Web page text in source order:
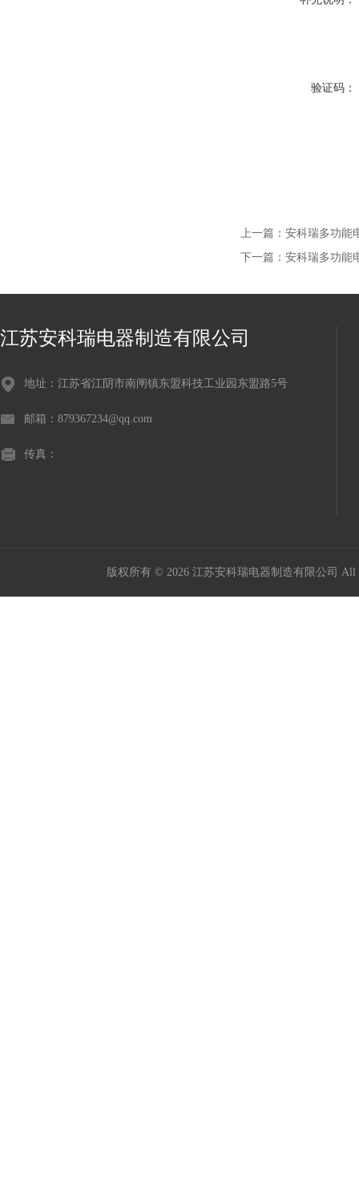
验证码：
上一篇： 安科瑞多功能
下一篇： 安科瑞多功能
江苏安科瑞电器制造有限公司
地址：江苏省江阴市南闸镇东盟科技工业园东盟路5号
邮箱：879367234@qq.com
传真：
版权所有 © 2026 江苏安科瑞电器制造有限公司